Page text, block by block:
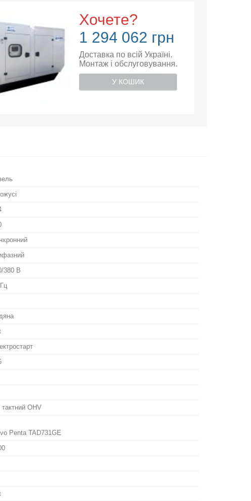
Хочете?
1 294 062 грн
Доставка по всій Україні.
Монтаж і обслуговування.
У КОШИК
380 В
тактний OHV
Penta TAD731GE